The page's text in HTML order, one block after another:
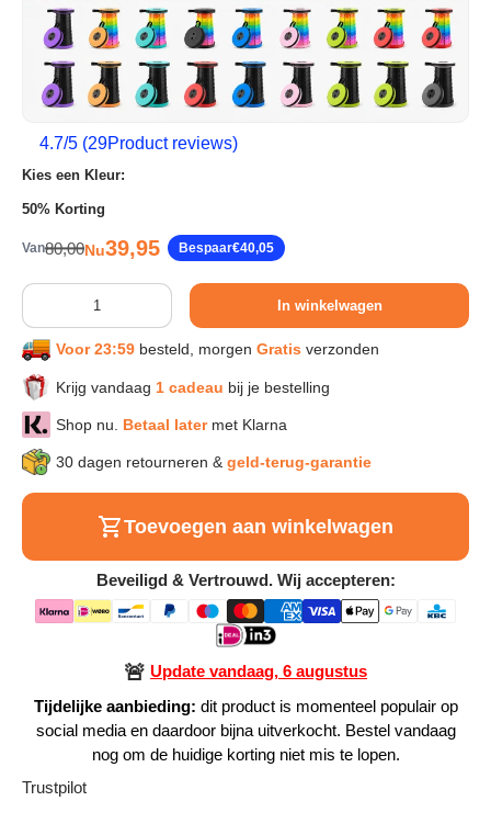
Sport & Herstel
Kids & Speelgoed
Huisdieren
Huishouden & Schoonmaak
Keuken & Koken
Verlichting & Sfeer
Alle Producten
Alle collecties
Volg je bestelling
4.7/5 (29Product reviews)
Kies een Kleur:
50% Korting
VanReguliere prijs
80,00Verkoopprijs
Nu39,95 Bespaar€40,05
Aantal
In winkelwagen
Voor 23:59 besteld, morgen Gratis verzonden
Krijg vandaag 1 cadeau bij je bestelling
Shop nu. Betaal latermet Klarna
30 dagen retourneren & geld-terug-garantie
Toevoegen aan winkelwagen
Beveiligd & Vertrouwd. Wij accepteren:
🚨 Update vandaag, 6 augustus
Tijdelijke aanbieding: dit product is momenteel populair op
social media en daardoor bijna uitverkocht. Bestel vandaag
nog om de huidige korting niet mis te lopen.
Trustpilot